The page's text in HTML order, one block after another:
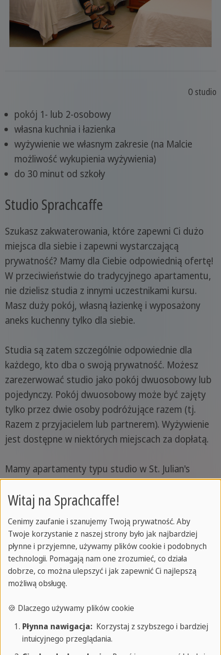
O studio
pokój 1- lub 2-osobowy
własna kuchnia i łazienka
wyżywienie we własnym zakresie (na Malcie
możliwość wykupienia wyżywienia)
do 30 minut od szkoły
Studio Sprachcaffe
Szukasz zakwaterowania, które zapewni Ci dużo
miejsca dla siebie i zapewni wystarczającą
prywatność? Mamy dla Ciebie odpowiednią ofertę!
W przeciwieństwie do tradycyjnego apartamentu,
nie dzielisz studia z innymi uczestnikami kursu.
Masz duży pokój, własną łazienkę i wyposażony
aneks kuchenny tylko dla siebie.
Studia są zatem szczególnie odpowiednie dla
każdego, kto dba o swoją prywatność. Możesz
zarezerwować studio jako pokój dwuosobowy lub
pojedynczy. Pokój dwuosobowy może być zajęty
tylko przez dwie osoby podróżujące razem (tj.
Razem z przyjacielem lub partnerem). Wyżywienie
jest dostępne w niektórych miejscach za dopłatą.
Mamy apartamenty typu studio w St. Julian's
(Malta), Máladze (Hiszpania) i Florencji (Włochy).
Witaj na Sprachcaffe!
Cenimy zaufanie i szanujemy Twoją prywatność. Aby
Twoje korzystanie z naszej strony było jak najbardziej
płynne i przyjemne, używamy plików cookie i podobnych
technologii. Pomagają nam one zrozumieć, co działa
dobrze, co można ulepszyć i jak zapewnić Ci najlepszą
możliwą obsługę.
🍪 Dlaczego używamy plików cookie
Płynna nawigacja:Korzystaj z szybszego i bardziej
intuicyjnego przeglądania.